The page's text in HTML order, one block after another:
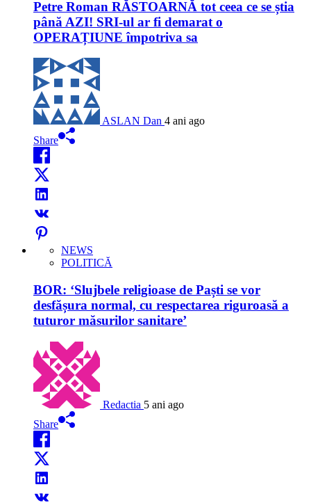
Petre Roman RĂSTOARNĂ tot ceea ce se știa
până AZI! SRI-ul ar fi demarat o
OPERAȚIUNE împotriva sa
ASLAN Dan 4 ani ago
Share
NEWS
POLITICĂ
BOR: ‘Slujbele religioase de Paști se vor
desfășura normal, cu respectarea riguroasă a
tuturor măsurilor sanitare’
Redactia 5 ani ago
Share